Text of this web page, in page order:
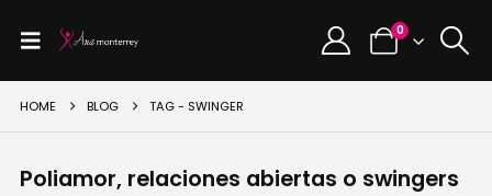
0
HOME BLOG TAG - SWINGER
Poliamor, relaciones abiertas o swingers